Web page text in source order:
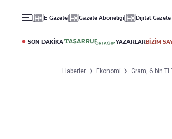
E-Gazete Gazete Aboneliği Dijital
SON DAKİKA YAZARLARBİZİM
Altın
Döviz
Kripto Para
Haberler Ekonomi Gram, 6 bin